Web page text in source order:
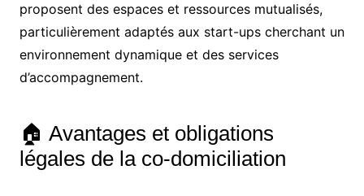
proposent des espaces et ressources mutualisés,
particulièrement adaptés aux start-ups cherchant un
environnement dynamique et des services
d’accompagnement.
🏠 Avantages et obligations
légales de la co-domiciliation